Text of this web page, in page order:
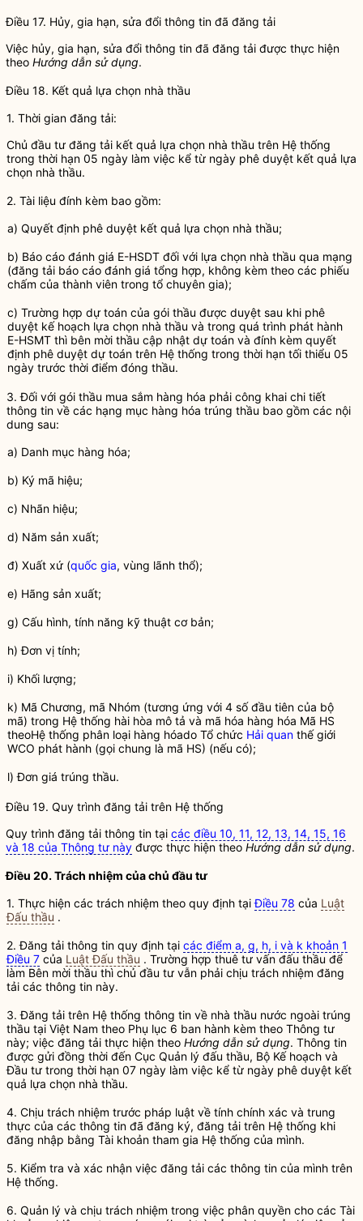
Điều 17. Hủy, gia hạn, sửa đổi thông tin đã đăng tải
Việc hủy, gia hạn, sửa đổi thông tin đã đăng tải được thực hiện
theo Hướng dẫn sử dụng.
Điều 18. Kết quả lựa chọn nhà thầu
1. Thời gian đăng tải:
Chủ đầu tư đăng tải kết quả lựa chọn nhà thầu trên Hệ thống
trong thời hạn 05 ngày làm việc kể từ ngày phê duyệt kết quả lựa
chọn nhà thầu.
2. Tài liệu đính kèm bao gồm:
a) Quyết định phê duyệt kết quả lựa chọn nhà thầu;
b) Báo cáo đánh giá E-HSDT đối với lựa chọn nhà thầu qua mạng
(đăng tải báo cáo đánh giá tổng hợp, không kèm theo các phiếu
chấm của thành viên trong tổ chuyên gia);
c) Trường hợp dự toán của gói thầu được duyệt sau khi phê
duyệt kế hoạch lựa chọn nhà thầu và trong quá trình phát hành
E-HSMT thì bên mời thầu cập nhật dự toán và đính kèm quyết
định phê duyệt dự toán trên Hệ thống trong thời hạn tối thiểu 05
ngày trước thời điểm đóng thầu.
3. Đối với gói thầu mua sắm hàng hóa phải công khai chi tiết
thông tin về các hạng mục hàng hóa trúng thầu bao gồm các nội
dung sau:
a) Danh mục hàng hóa;
b) Ký mã hiệu;
c) Nhãn hiệu;
d) Năm sản xuất;
đ) Xuất xứ (quốc gia, vùng lãnh thổ);
e) Hãng sản xuất;
g) Cấu hình, tính năng kỹ thuật cơ bản;
h) Đơn vị tính;
i) Khối lượng;
k) Mã Chương, mã Nhóm (tương ứng với 4 số đầu tiên của bộ
mã) trong Hệ thống hài hòa mô tả và mã hóa hàng hóa Mã HS
theoHệ thống phân loại hàng hóado Tổ chức Hải quan thế giới
WCO phát hành (gọi chung là mã HS) (nếu có);
l) Đơn giá trúng thầu.
Điều 19. Quy trình đăng tải trên Hệ thống
Quy trình đăng tải thông tin tại các điều 10, 11, 12, 13, 14, 15, 16
và 18 của Thông tư này được thực hiện theo Hướng dẫn sử dụng.
Điều 20. Trách nhiệm củachủ đầu tư
1. Thực hiện các trách nhiệm theo quy định tạiĐiều 78 của Luật
Đấu thầu .
2. Đăng tải thông tin quy định tại các điểm a, g, h, i và k khoản 1
Điều 7 của Luật Đấu thầu . Trường hợp thuê tư vấn đấu thầu để
làm Bên mời thầu thì chủ đầu tư vẫn phải chịu trách nhiệm đăng
tải các thông tin này.
3. Đăng tải trên Hệ thống thông tin về nhà thầu nước ngoài trúng
thầu tại Việt Nam theo Phụ lục 6 ban hành kèm theo Thông tư
này; việc đăng tải thực hiện theo Hướng dẫn sử dụng. Thông tin
được gửi đồng thời đến Cục Quản lý đấu thầu, Bộ Kế hoạch và
Đầu tư trong thời hạn 07 ngày làm việc kể từ ngày phê duyệt kết
quả lựa chọn nhà thầu.
4. Chịu trách nhiệm trước pháp luật về tính chính xác và trung
thực của các thông tin đã đăng ký, đăng tải trên Hệ thống khi
đăng nhập bằng Tài khoản tham gia Hệ thống của mình.
5. Kiểm tra và xác nhận việc đăng tải các thông tin của mình trên
Hệ thống.
6. Quản lý và chịu trách nhiệm trong việc phân quyền cho các Tài